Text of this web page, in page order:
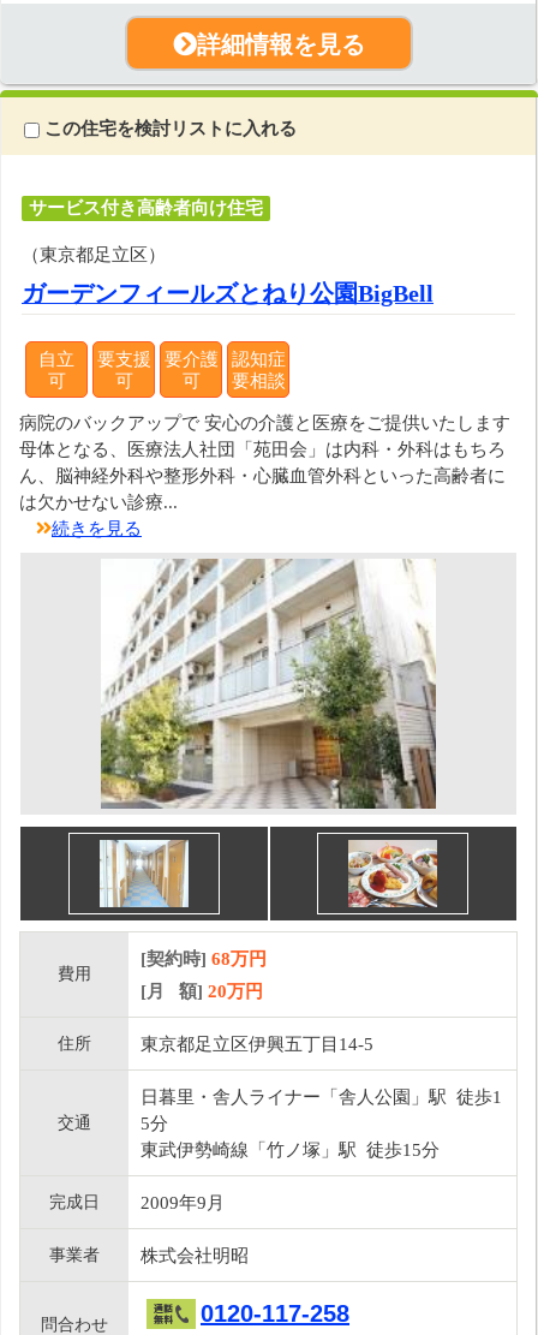
詳細情報を見る
この住宅を検討リストに入れる
サービス付き高齢者向け住宅
（東京都足立区）
ガーデンフィールズとねり公園BigBell
自立
可
要支援
可
要介護
可
認知症
要相談
病院のバックアップで 安心の介護と医療をご提供いたします
母体となる、医療法人社団「苑田会」は内科・外科はもちろ
ん、脳神経外科や整形外科・心臓血管外科といった高齢者に
は欠かせない診療...
続きを見る
費用
[契約時] 68万円
[月 額] 20万円
住所 東京都足立区伊興五丁目14-5
交通
日暮里・舎人ライナー「舎人公園」駅 徒歩1
5分
東武伊勢崎線「竹ノ塚」駅 徒歩15分
完成日 2009年9月
事業者 株式会社明昭
問合わせ 0120-117-258